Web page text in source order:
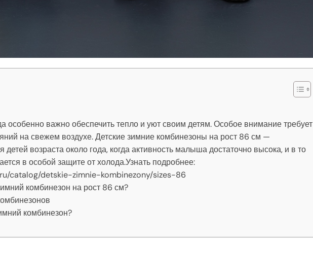
особенно важно обеспечить тепло и уют своим детям. Особое внимание требует
на свежем воздухе. Детские зимние комбинезоны на рост 86 см —
возраста около года, когда активность малыша достаточно высока, и в то
в особой защите от холода.Узнать подробнее:
catalog/detskie-zimnie-kombinezony/sizes-86
комбинезон на рост 86 см?
комбинезон?